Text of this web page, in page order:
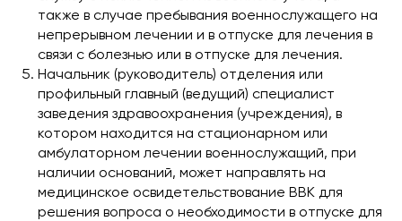
также в случае пребывания военнослужащего на
непрерывном лечении и в отпуске для лечения в
связи с болезнью или в отпуске для лечения.
Начальник (руководитель) отделения или
профильный главный (ведущий) специалист
заведения здравоохранения (учреждения), в
котором находится на стационарном или
амбулаторном лечении военнослужащий, при
наличии оснований, может направлять на
медицинское освидетельствование ВВК для
решения вопроса о необходимости в отпуске для